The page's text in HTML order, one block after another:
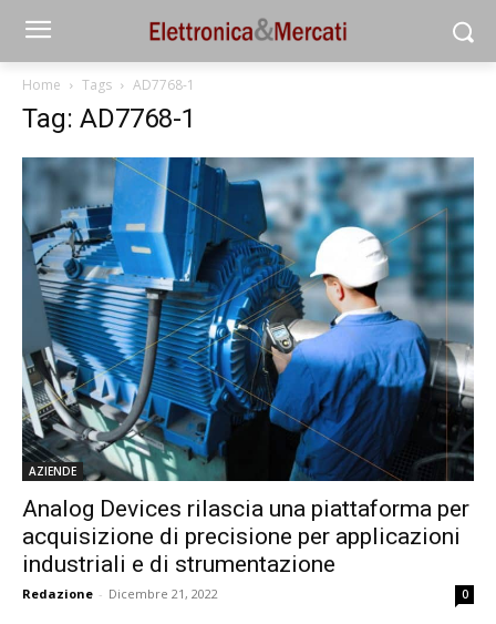
Home Tags AD7768-1
Tag: AD7768-1
AZIENDE
Analog Devices rilascia una piattaforma per
acquisizione di precisione per applicazioni
industriali e di strumentazione
Redazione - Dicembre 21, 2022 0